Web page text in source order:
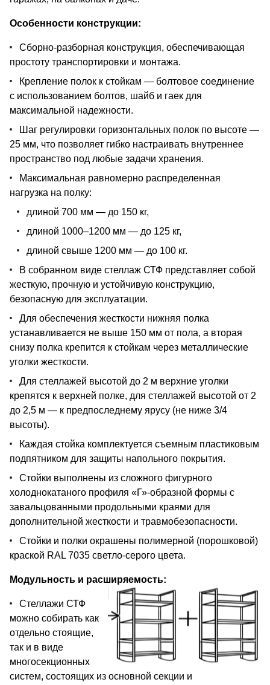
Особенности конструкции:
Сборно-разборная конструкция, обеспечивающая
простоту транспортировки и монтажа.
Крепление полок к стойкам — болтовое соединение
с использованием болтов, шайб и гаек для
максимальной надежности.
Шаг регулировки горизонтальных полок по высоте —
25 мм, что позволяет гибко настраивать внутреннее
пространство под любые задачи хранения.
Максимальная равномерно распределенная
нагрузка на полку:
длиной 700 мм — до 150 кг,
длиной 1000–1200 мм — до 125 кг,
длиной свыше 1200 мм — до 100 кг.
В собранном виде стеллаж СТФ представляет собой
жесткую, прочную и устойчивую конструкцию,
безопасную для эксплуатации.
Для обеспечения жесткости нижняя полка
устанавливается не выше 150 мм от пола, а вторая
снизу полка крепится к стойкам через металлические
уголки жесткости.
Для стеллажей высотой до 2 м верхние уголки
крепятся к верхней полке, для стеллажей высотой от 2
до 2,5 м — к предпоследнему ярусу (не ниже 3/4
высоты).
Каждая стойка комплектуется съемным пластиковым
подпятником для защиты напольного покрытия.
Стойки выполнены из сложного фигурного
холоднокатаного профиля «Г»-образной формы с
завальцованными продольными краями для
дополнительной жесткости и травмобезопасности.
Стойки и полки окрашены полимерной (порошковой)
краской RAL 7035 светло-серого цвета.
Модульность и расширяемость:
Стеллажи СТФ
можно собирать как
отдельно стоящие,
так и в виде
многосекционных
систем, состоящих из основной секции и